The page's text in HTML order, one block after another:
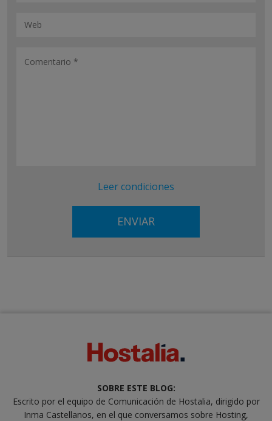
Leer condiciones
SOBRE ESTE BLOG:
Escrito por el equipo de Comunicación de Hostalia, dirigido por
Inma Castellanos, en el que conversamos sobre Hosting,